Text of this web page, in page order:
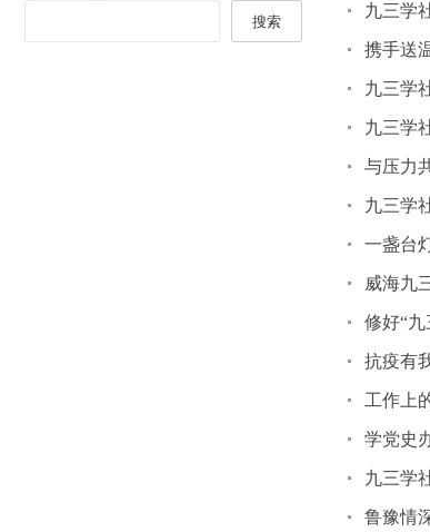
九三学
携手送
九三学
九三学
与压力
九三学
一盏台
威海九
修好“
抗疫有
工作上
学党史
九三学
鲁豫情